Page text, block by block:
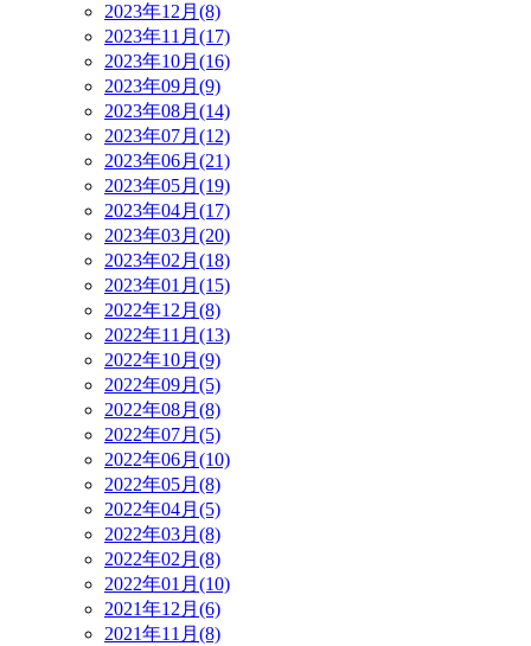
2023年12月(8)
2023年11月(17)
2023年10月(16)
2023年09月(9)
2023年08月(14)
2023年07月(12)
2023年06月(21)
2023年05月(19)
2023年04月(17)
2023年03月(20)
2023年02月(18)
2023年01月(15)
2022年12月(8)
2022年11月(13)
2022年10月(9)
2022年09月(5)
2022年08月(8)
2022年07月(5)
2022年06月(10)
2022年05月(8)
2022年04月(5)
2022年03月(8)
2022年02月(8)
2022年01月(10)
2021年12月(6)
2021年11月(8)